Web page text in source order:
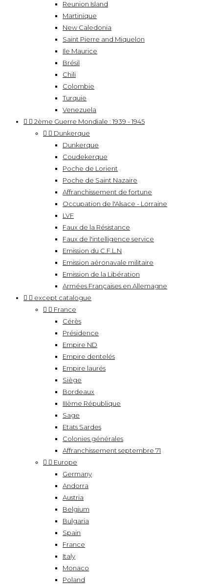
Reunion Island
Martinique
New Caledonia
Saint Pierre and Miquelon
Ile Maurice
Brésil
Chili
Colombie
Turquie
Venezuela
  2ème Guerre Mondiale : 1939 - 1945
  Dunkerque
Dunkerque
Coudekerque
Poche de Lorient
Poche de Saint Nazaire
Affranchissement de fortune
Occupation de l'Alsace - Lorraine
LVF
Faux de la Résistance
Faux de l'intelligence service
Emission du C.F.L.N
Emission aéronavale militaire
Emission de la Libération
Armées Françaises en Allemagne
  except catalogue
  France
Cérès
Présidence
Empire ND
Empire dentelés
Empire laurés
Siège
Bordeaux
IIIème République
Sage
Etats Sardes
Colonies générales
Affranchissement septembre 71
  Europe
Germany
Andorra
Austria
Belgium
Bulgaria
Spain
France
Italy
Monaco
Poland